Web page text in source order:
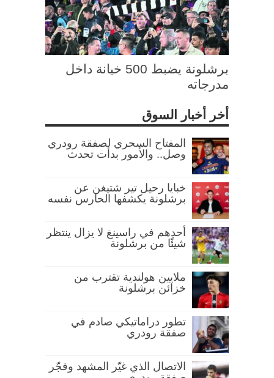
برشلونة يضبط 500 خيانة داخل
مدرجاته
أخر أخبار السوق
المفتاح السحري لصفقة رودري
وصل.. والأمور بدأت تحدث
خبايا رحيل تير شتيغن عن
برشلونة يكشفها الحارس نفسه
أحدهم في راسينغ لا يزال ينتظر
شيئًا من برشلونة
ملايين هولندية تقترب من
خزائن برشلونة
تطور دراماتيكي صادم في
صفقة رودري
الاتصال الذي غيّر المشهد وفجّر